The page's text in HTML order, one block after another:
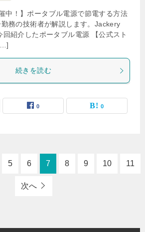
中！】ポータブル電源で節電する方法
務の技術者が解説します。Jackery
紹介したポータブル電源 【公式スト
続きを読む
0 0
5 6 7 8 9 10 11
次へ